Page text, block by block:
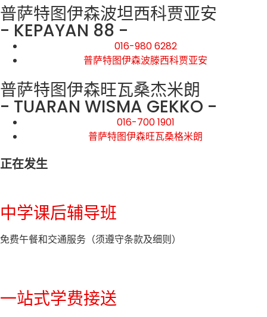
普萨特图伊森波坦西科贾亚安
- KEPAYAN 88 -
016-980 6282
普萨特图伊森波滕西科贾亚安
普萨特图伊森旺瓦桑杰米朗
- TUARAN WISMA GEKKO -
016-700 1901
普萨特图伊森旺瓦桑格米朗
正在发生
中学课后辅导班
免费午餐和交通服务（须遵守条款及细则）
一站式学费接送